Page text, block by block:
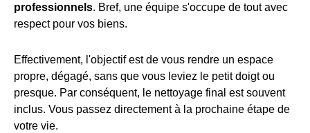
professionnels. Bref, une équipe s'occupe de tout avec
respect pour vos biens.
Effectivement, l'objectif est de vous rendre un espace
propre, dégagé, sans que vous leviez le petit doigt ou
presque. Par conséquent, le nettoyage final est souvent
inclus. Vous passez directement à la prochaine étape de
votre vie.